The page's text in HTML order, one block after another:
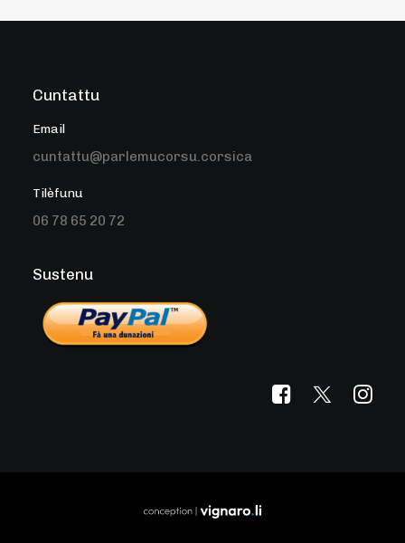
Cuntattu
Email
cuntattu@parlemucorsu.corsica
Tilèfunu
06 78 65 20 72
Sustenu